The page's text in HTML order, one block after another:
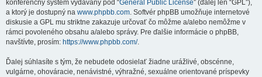
konferenčný systém vydávaný pod “General Public License” (ďalej len “GPL”),
a ktorý je dostupný na www.phpbb.com. Softvér phpBB umožňuje internetové
diskusie a GPL mu striktne zakazuje určovať čo môžme a/alebo nemôžme v
rámci povoleného obsahu a/alebo správy. Pre ďalšie informácie o phpBB,
navštívte, prosím: https://www.phpbb.com/.
Ďalej súhlasíte s tým, že nebudete odosielať žiadne urážlivé, obscénne,
vulgárne, ohováracie, nenávistné, výhražné, sexuálne orientované príspevky